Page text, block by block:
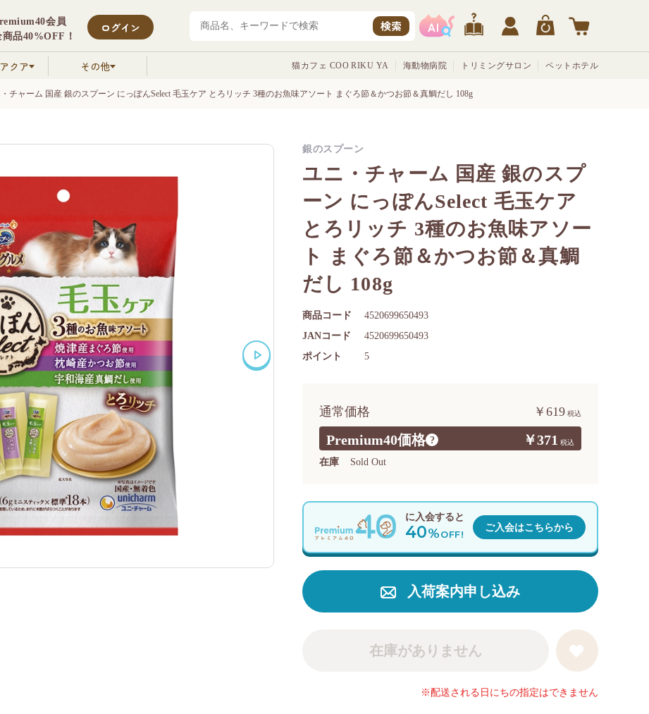
会員
商品40%OFF！
ログイン 検索
クア その他 猫カフェ COO RIKU YA 海動物病院 トリミングサロン ペットホテル
チャーム 国産 銀のスプーン にっぽんSelect 毛玉ケア とろリッチ 3種のお魚味アソート まぐろ節＆かつお節＆真鯛だし 108g
ユニ・チャーム 国産 銀のスプ
ーン にっぽんSelect 毛玉ケア
とろリッチ 3種のお魚味アソー
ト まぐろ節＆かつお節＆真鯛
だし 108g
Premium40価格 ? ￥371
通常価格 ￥619
在庫 Sold Out
商品コード 4520699650493
ポイント 5
JANコード 4520699650493
在庫がありません
入荷案内申し込み
銀のスプーン
※配送される日にちの指定はできません
に入会すると
40%OFF!
ご入会はこちらから